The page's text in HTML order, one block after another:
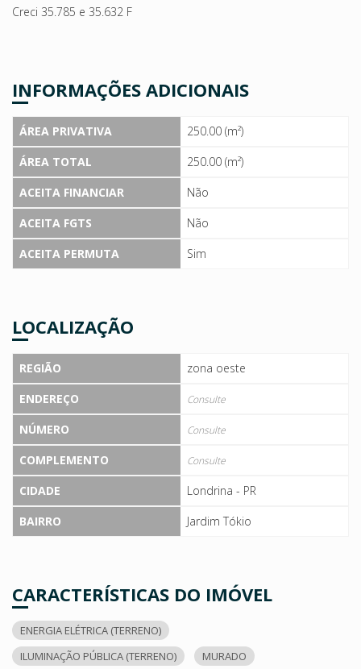
Creci 35.785 e 35.632 F
INFORMAÇÕES ADICIONAIS
ÁREA PRIVATIVA
250.00 (m²)
ÁREA TOTAL
250.00 (m²)
ACEITA FINANCIAR
Não
ACEITA FGTS
Não
ACEITA PERMUTA
Sim
LOCALIZAÇÃO
REGIÃO
zona oeste
ENDEREÇO
Consulte
NÚMERO Consulte
COMPLEMENTO Consulte
CIDADE
Londrina - PR
BAIRRO
Jardim Tókio
CARACTERÍSTICAS DO IMÓVEL
ENERGIA ELÉTRICA (TERRENO)
ILUMINAÇÃO PÚBLICA (TERRENO)
MURADO